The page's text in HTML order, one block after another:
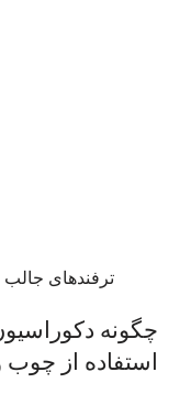
ترفندهای جالب
چگونه
استفاده از